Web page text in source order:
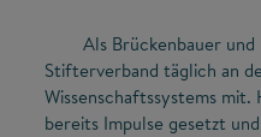
Als Brückenbauer
Stifterverband täglich an
Wissenschaftssystems
bereits Impulse gesetzt